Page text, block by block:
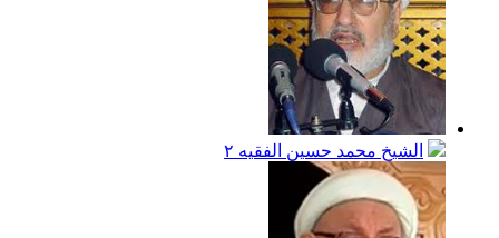
الشيخ محمد حسين الفقيه ٢